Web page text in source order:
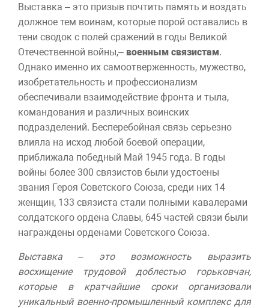
Выставка – это призыв почтить память и воздать
должное тем воинам, которые порой оставались в
тени сводок с полей сражений в годы Великой
Отечественной войны,– военным связистам.
Однако именно их самоотверженность, мужество,
изобретательность и профессионализм
обеспечивали взаимодействие фронта и тыла,
командования и различных воинских
подразделений. Бесперебойная связь серьезно
влияла на исход любой боевой операции,
приближала победный Май 1945 года. В годы
войны более 300 связистов были удостоены
звания Героя Советского Союза, среди них 14
женщин, 133 связиста стали полными кавалерами
солдатского ордена Славы, 645 частей связи были
награждены орденами Советского Союза.
Выставка – это возможность выразить
восхищение трудовой доблестью горьковчан,
которые в кратчайшие сроки организовали
уникальный военно-промышленный комплекс для